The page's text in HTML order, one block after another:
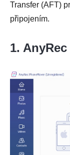
Transfer (AFT)
připojením.
1.